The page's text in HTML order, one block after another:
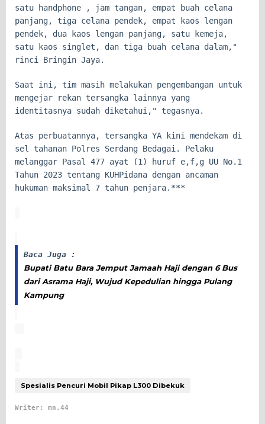
satu handphone , jam tangan, empat buah celana
panjang, tiga celana pendek, empat kaos lengan
pendek, dua kaos lengan panjang, satu kemeja,
satu kaos singlet, dan tiga buah celana dalam,"
rinci Bringin Jaya.
Saat ini, tim masih melakukan pengembangan untuk
mengejar rekan tersangka lainnya yang
identitasnya sudah diketahui," tegasnya.
Atas perbuatannya, tersangka YA kini mendekam di
sel tahanan Polres Serdang Bedagai. Pelaku
melanggar Pasal 477 ayat (1) huruf e,f,g UU No.1
Tahun 2023 tentang KUHPidana dengan ancaman
hukuman maksimal 7 tahun penjara.***
Baca Juga :
Bupati Batu Bara Jemput Jamaah Haji dengan 6 Bus
dari Asrama Haji, Wujud Kepedulian hingga Pulang
Kampung
Spesialis Pencuri Mobil Pikap L300 Dibekuk
Writer: mn.44